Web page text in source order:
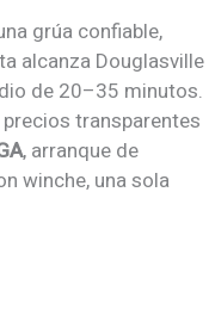
grúa confiable,
alcanza Douglasville
de 20–35 minutos.
transparentes
, arranque de
winche, una sola